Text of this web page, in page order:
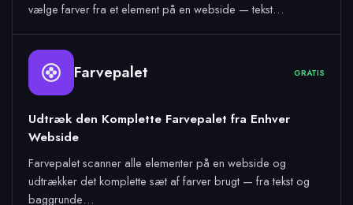
vælge farver fra et element på en webside — tekst…
Farvepalet GRATIS
Udtræk den Komplette Farvepalet fra Enhver
Webside
Farvepalet scanner alle elementer på en webside og
udtrækker det komplette sæt af farver brugt — fra tekst og
baggrunde…